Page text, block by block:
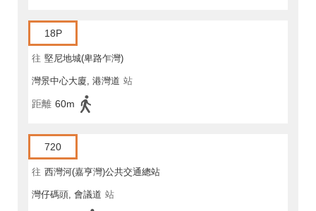
18P
往 堅尼地城(卑路乍灣)
灣景中心大廈, 港灣道 站
距離 60m
720
往 西灣河(嘉亨灣)公共交通總站
灣仔碼頭, 會議道 站